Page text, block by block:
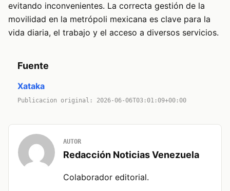
evitando inconvenientes. La correcta gestión de la
movilidad en la metrópoli mexicana es clave para la
vida diaria, el trabajo y el acceso a diversos servicios.
Fuente
Xataka
Publicacion original: 2026-06-06T03:01:09+00:00
AUTOR
Redacción Noticias Venezuela
Colaborador editorial.